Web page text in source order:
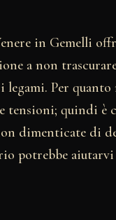
in Gemelli
a non
legami. Per
tensioni; quindi
dimenticate di
potrebbe